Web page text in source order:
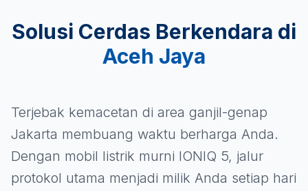
Solusi Cerdas Berkendara di
Aceh Jaya
Terjebak kemacetan di area ganjil-genap
Jakarta membuang waktu berharga Anda.
Dengan mobil listrik murni IONIQ 5, jalur
protokol utama menjadi milik Anda setiap hari